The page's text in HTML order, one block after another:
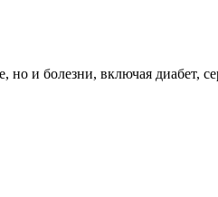
и болезни, включая диабет,